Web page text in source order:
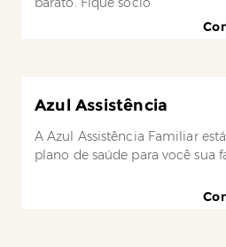
Azul Assistência
A Azul Assistência Familiar
plano de saúde para você sua